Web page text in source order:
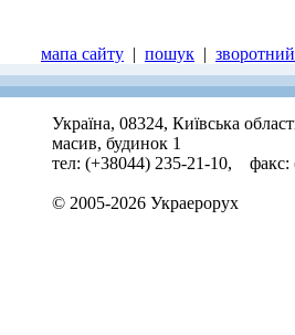
мапа сайту | пошук |
Україна, 08324, Київська
масив, будинок 1
тел: (+38044) 235-21-10, факс:
© 2005-2026 Украерорух